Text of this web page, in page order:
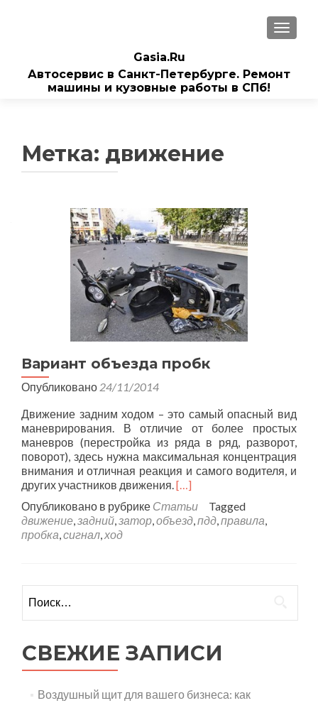
Gasia.Ru
Автосервис в Санкт-Петербурге. Ремонт
машины и кузовные работы в СПб!
Метка: движение
Вариант объезда пробк
Опубликовано 24/11/2014
Движение задним ходом – это самый опасный вид
маневрирования. В отличие от более простых
маневров (перестройка из ряда в ряд, разворот,
поворот), здесь нужна максимальная концентрация
внимания и отличная реакция и самого водителя, и
других участников движения. […]
Опубликовано в рубрике Статьи
Tagged
движение задний затор объезд пдд правила
пробка сигнал ход
СВЕЖИЕ ЗАПИСИ
Воздушный щит для вашего бизнеса: как